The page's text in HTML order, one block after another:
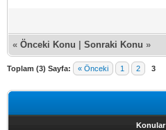
« Önceki Konu Sonraki Konu »
Toplam (3) Sayfa: « Önceki 1 2 3
Konular